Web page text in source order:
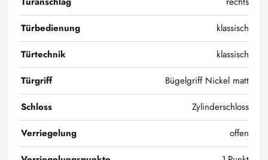
Türbedienung
klassisch
Türtechnik
klassisch
Türgriff
Bügelgriff Nickel matt
Schloss
Zylinderschloss
Verriegelung
offen